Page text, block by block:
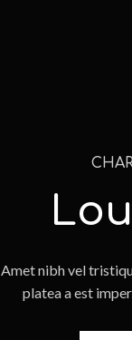
Amet nibh vel
platea a est